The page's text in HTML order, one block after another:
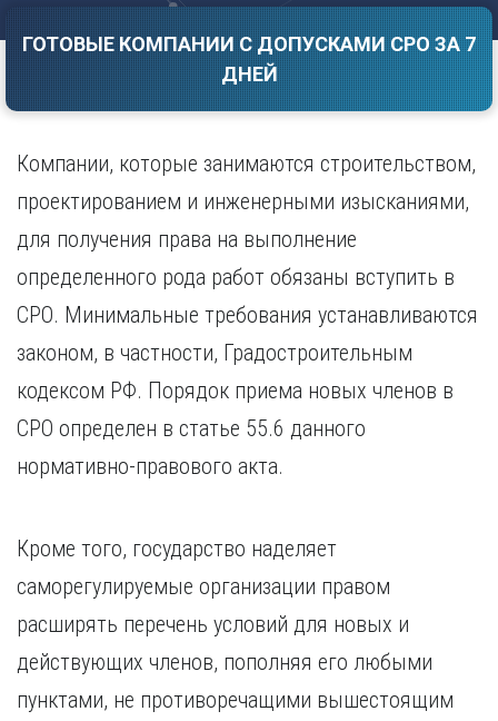
Волгоград
Воронеж
Е
И
Иваново
Иркутск
К
Казань
Калининград
Кемерово
Киров
Красноярск
Л
Магнитогорск
Махачкала
Саратов
Севастополь
Симферополь
Смоленск
Т
Тверь
Тольятти
Томск
Тула
Тюмень
У
Улан-Удэ
Хабаровск
Ч
Чебоксары
Челябинск
Чита
ГОТОВЫЕ КОМПАНИИ С ДОПУСКАМИ СРО ЗА 7
ДНЕЙ
Компании, которые занимаются строительством,
проектированием и инженерными изысканиями,
для получения права на выполнение
определенного рода работ обязаны вступить в
СРО. Минимальные требования устанавливаются
законом, в частности, Градостроительным
кодексом РФ. Порядок приема новых членов в
СРО определен в статье 55.6 данного
нормативно-правового акта.
Кроме того, государство наделяет
саморегулируемые организации правом
расширять перечень условий для новых и
действующих членов, пополняя его любыми
пунктами, не противоречащими вышестоящим